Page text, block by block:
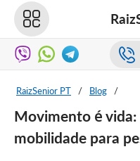
RaizSenior PT / Blog /
Movimento é
mobilidade para